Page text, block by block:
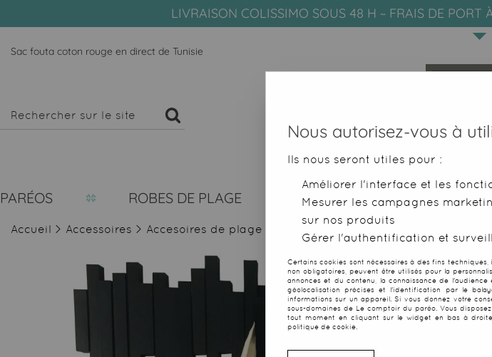
LIVRAISON COLISSIMO SOUS 48 H ~ FRAIS DE
Sac fouta coton rouge en direct de Tunisie
PARÉOS ROBES DE PLAGE SERVIETTES DE PLAGE
Accueil > Accessoires > Accesoires de plage Sacs de plage
Nous autorisez-vous à
Ils nous seront utiles pour :
Améliorer l'interface et les
Mesurer les campagnes
sur nos produits
Gérer l'authentification et
Certains cookies sont nécessaires à des fins techniques,
non obligatoires, peuvent être utilisés pour la
annonces et du contenu, la connaissance de
géolocalisation précises et l'identification par le
informations sur un appareil. Si vous donnez votre
sous-domaines de Le comptoir du paréo. Vous
tout moment en cliquant sur le widget en bas à
politique de cookie.